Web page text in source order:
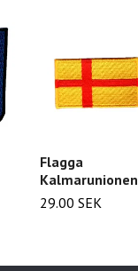
Flagga
Kalmarunionen
29.00 SEK